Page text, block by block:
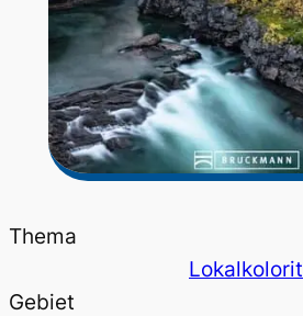
Thema
Lokalkolorit
Gebiet